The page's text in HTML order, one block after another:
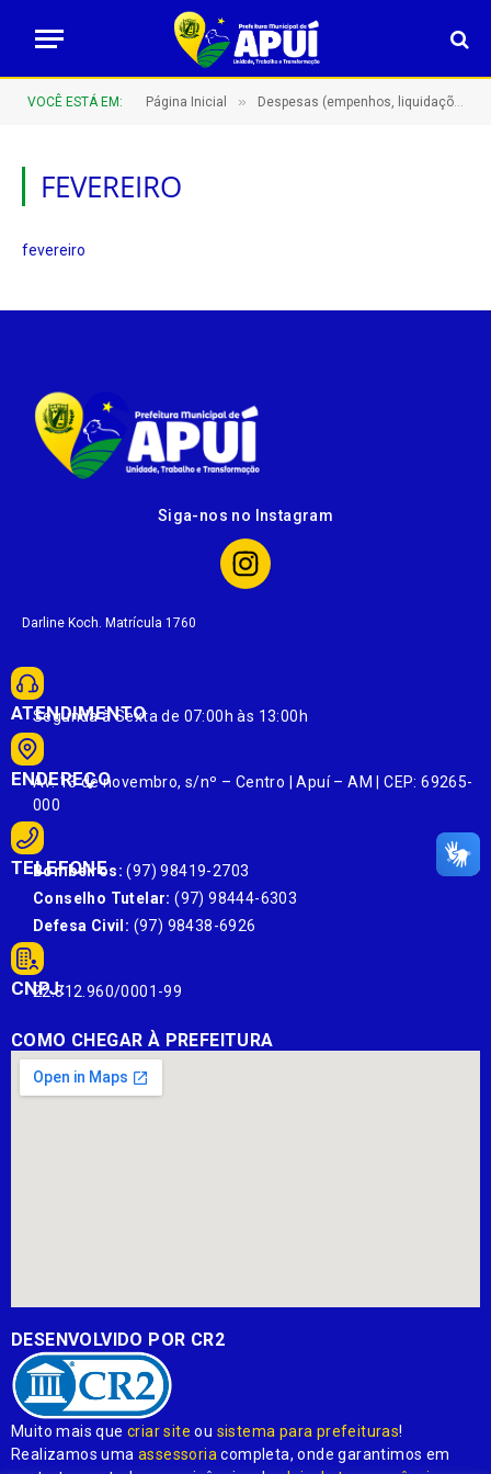
VOCÊ ESTÁ EM: Página Inicial » Despesas (empenhos, liquidações e pagamentos)
FEVEREIRO
fevereiro
Siga-nos no Instagram
Darline Koch. Matrícula 1760
ATENDIMENTO
Segunda à Sexta de 07:00h às 13:00h
ENDEREÇO
Av. 13 de novembro, s/nº – Centro | Apuí – AM | CEP: 69265-
000
TELEFONE
Bombeiros: (97) 98419-2703
Conselho Tutelar: (97) 98444-6303
Defesa Civil: (97) 98438-6926
CNPJ:
22.812.960/0001-99
COMO CHEGAR À PREFEITURA
DESENVOLVIDO POR CR2
Muito mais quecriar site ou sistema para prefeituras!
Realizamos umaassessoria completa, onde garantimos em